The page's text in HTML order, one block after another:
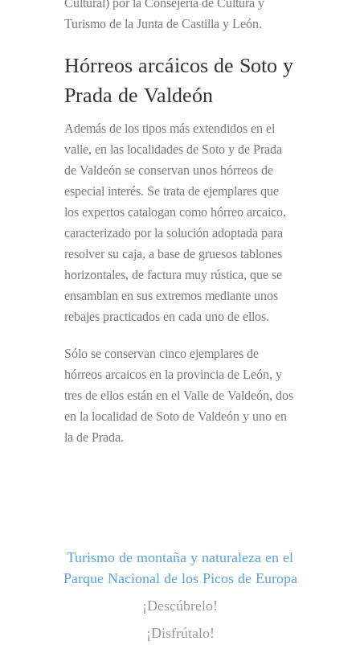
Cultural) por la Consejería de Cultura y
Turismo de la Junta de Castilla y León.
Hórreos arcáicos de Soto y
Prada de Valdeón
Además de los tipos más extendidos en el
valle, en las localidades de Soto y de Prada
de Valdeón se conservan unos hórreos de
especial interés. Se trata de ejemplares que
los expertos catalogan como hórreo arcaico,
caracterizado por la solución adoptada para
resolver su caja, a base de gruesos tablones
horizontales, de factura muy rústica, que se
ensamblan en sus extremos mediante unos
rebajes practicados en cada uno de ellos.
Sólo se conservan cinco ejemplares de
hórreos arcaicos en la provincia de León, y
tres de ellos están en el Valle de Valdeón, dos
en la localidad de Soto de Valdeón y uno en
la de Prada.
Turismo de montaña y naturaleza en el
Parque Nacional de los Picos de Europa
¡Descúbrelo!
¡Disfrútalo!